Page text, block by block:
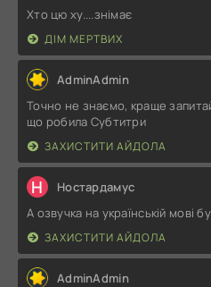
Хто цю ху....знімає
ДІМ МЕРТВИХ
AdminAdmin
Точно не знаємо, краще
що робила Субтитри
ЗАХИСТИТИ АЙДОЛА
Н Ностардамус
А озвучка на українській мові
ЗАХИСТИТИ АЙДОЛА
AdminAdmin